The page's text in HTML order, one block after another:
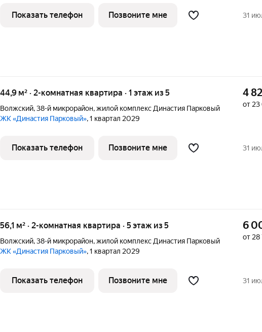
Показать телефон Позвоните мне 31
44,9 м² · 2-комнатная квартира · 1 этаж из 5
Волжский,38-й микрорайон,жилой комплекс Династия Парковый
ЖК «Династия Парковый», 1 квартал 2029
4
от
Показать телефон Позвоните мне 31
56,1 м² · 2-комнатная квартира · 5 этаж из 5
Волжский,38-й микрорайон,жилой комплекс Династия Парковый
ЖК «Династия Парковый», 1 квартал 2029
6
от 28
Показать телефон Позвоните мне 31